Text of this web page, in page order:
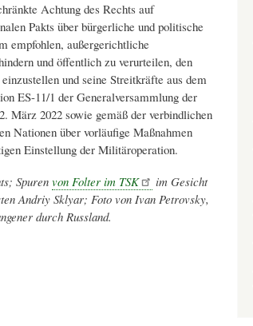
Achtung des Rechts auf
Pakts über bürgerliche und politische
empfohlen, außergerichtliche
und öffentlich zu verurteilen, den
und seine Streitkräfte aus dem
ES-11/1 der Generalversammlung der
März 2022 sowie gemäß der verbindlichen
Nationen über vorläufige Maßnahmen
Einstellung der Militäroperation.
Spurenvon Folter im TSK
im Gesicht
Andriy Sklyar; Foto von Ivan Petrovsky,
durch Russland.